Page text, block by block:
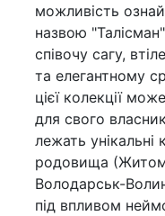
можливість
назвою
співочу сагу,
та елегантному
цієї колекції
для свого
лежать унікальні
родовища
Володарськ-
під впливом